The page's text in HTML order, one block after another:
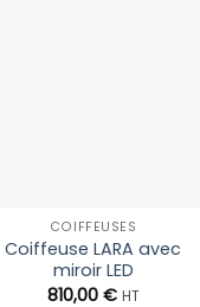
COIFFEUSES
Coiffeuse LARA avec
miroir LED
810,00 € HT